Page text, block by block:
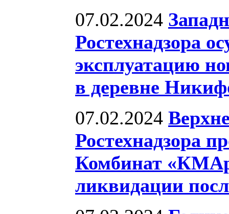
07.02.2024
Ростехнадзора
эксплуатацию
в деревне
07.02.2024
Ростехнадзора
Комбинат
ликвидации